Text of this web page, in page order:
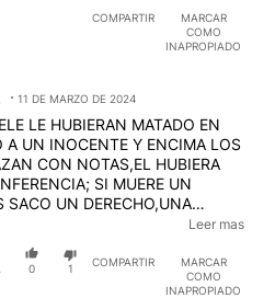
Y DELINCUENTES...SOLO
SON DESDE HOY EN
COMPARTIR
MARCAR
COMO
INAPROPIADO
11 DE MARZO DE 2024
LE HUBIERAN MATADO EN
A UN INOCENTE Y ENCIMA LOS
CON NOTAS,EL HUBIERA
SI MUERE UN
SACO UN DERECHO,UNA
EL DESAYUNO LAS
Y A LOS DE LAS CALLES LOS
POR CASA CON
SE ESCONDA LOS VOY A
Leer mas
0 1
COMPARTIR
MARCAR
COMO
INAPROPIADO